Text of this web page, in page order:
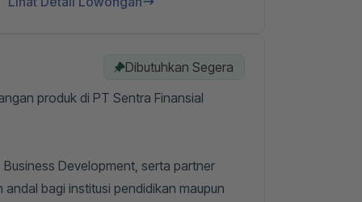
Dibutuhkan Segera
produk di PT Sentra Finansial
Development, serta partner
bagi institusi pendidikan maupun